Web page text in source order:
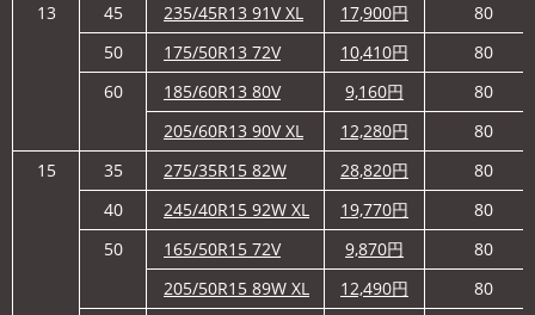
13
45 235/45R13 91V XL 17,900円
80
50
175/50R13 72V 10,410円
80
60
185/60R13 80V 9,160円
80
205/60R13 90V XL
12,280円
80
15
35 275/35R15 82W 28,820円
80
40
245/40R15 92W XL 19,770円
80
50
165/50R15 72V 9,870円
80
205/50R15 89W XL
12,490円
80